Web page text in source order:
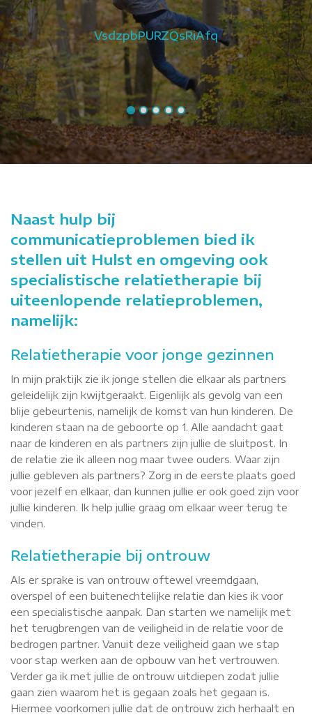
VsdzpbPURZQsRiAfq
Naast hulp bij
communicatieproblemen bied ik
stellen uit Hulst en omgeving ook
specialistische relatietherapie bij
uiteenlopende relatieproblemen,
namelijk:
Relatietherapie voor jonge gezinnen
In mijn praktijk zie ik jonge stellen die elkaar als partners
geleidelijk zijn kwijtgeraakt. Eigenlijk als gevolg van een
blije gebeurtenis, namelijk de komst van hun kinderen. De
kinderen staan na de geboorte op 1. Alle aandacht gaat
naar de kinderen en als partners zijn jullie de sluitpost. In
de relatie zie ik alleen nog maar twee ouders. Waar zijn
jullie gebleven als partners? Zorg in de eerste plaats goed
voor jezelf en elkaar, dan kunnen jullie er ook goed zijn voor
jullie kinderen. Ik help jullie graag om elkaar weer terug te
vinden.
Relatietherapie bij ontrouw
Als er sprake is van ontrouw oftewel vreemdgaan,
overspel of een buitenechtelijke relatie dan kies ik voor
een specialistische aanpak. Dan starten we namelijk met
het terugbrengen van de veiligheid in de relatie voor de
bedrogen partner. Vanuit deze veiligheid gaan we stap
voor stap werken aan de opbouw van het vertrouwen.
Verder ga ik met jullie de ontrouw uitdiepen zodat jullie
gaan zien waarom het is gegaan zoals het gegaan is.
Hiermee voorkomen jullie dat de ontrouw zich herhaalt en